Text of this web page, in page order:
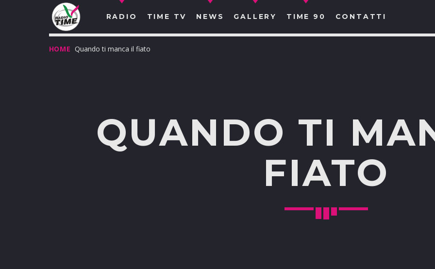
RADIO TIME TV NEWS GALLERY TIME 90 CONTATTI
HOME Quando ti manca il fiato
QUANDO TI
FIATO